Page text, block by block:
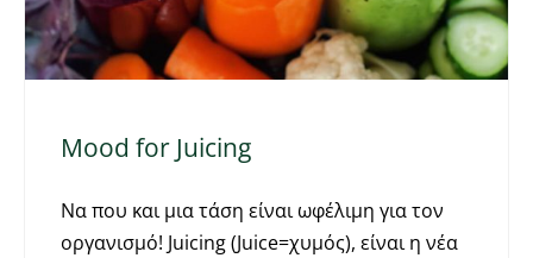
Mood for Juicing
Να που και μια τάση είναι ωφέλιμη για τον
οργανισμό! Juicing (Juice=χυμός), είναι η νέα